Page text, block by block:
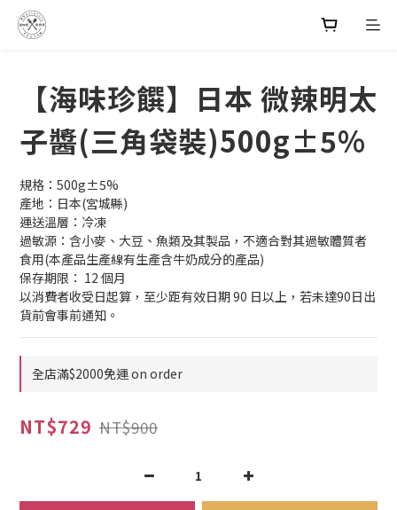
【海味珍饌】日本 微辣明太
子醬(三角袋裝)500g±5%
規格：500g±5%
產地：日本(宮城縣)
運送溫層：冷凍
過敏源：含小麥、大豆、魚類及其製品，不適合對其過敏體質者
食用(本產品生產線有生產含牛奶成分的產品)
保存期限： 12 個月
以消費者收受日起算，至少距有效日期 90 日以上，若未達90日出
貨前會事前通知。
全店滿$2000免運 on order
NT$729 NT$900